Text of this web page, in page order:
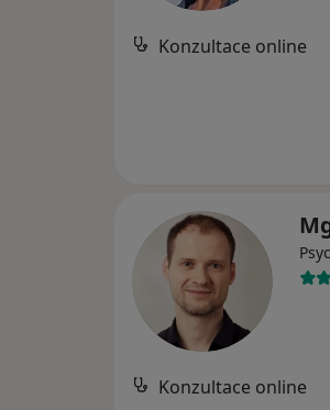
Konzultace online
Konzultace online